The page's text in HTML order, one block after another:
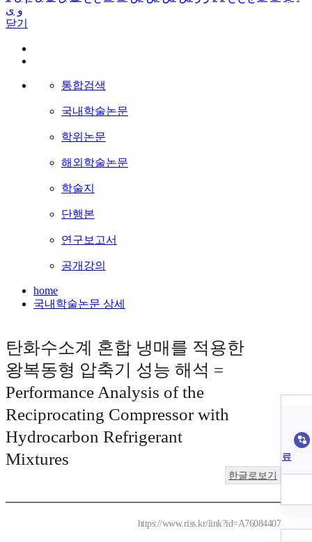
و ی
닫기
통합검색
국내학술논문
학위논문
해외학술논문
학술지
단행본
연구보고서
공개강의
home
국내학술논문 상세
탄화수소계 혼합 냉매를 적용한
왕복동형 압축기 성능 해석 =
Performance Analysis of the
Reciprocating Compressor with
Hydrocarbon Refrigerant
Mixtures
한글로보기
https://www.riss.kr/link?id=A76084407
료